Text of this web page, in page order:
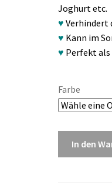
Joghurt etc.
♥ Verhindert
♥ Kann im
♥ Perfekt als
Farbe
In den